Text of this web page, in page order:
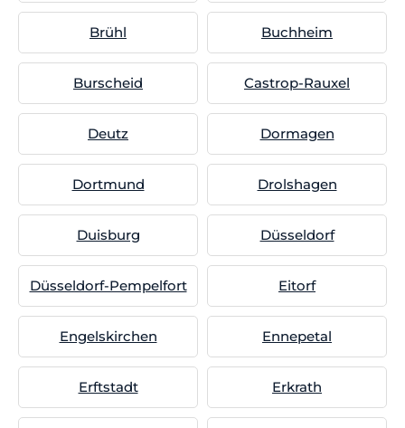
Brühl Buchheim
Burscheid Castrop-Rauxel
Deutz Dormagen
Dortmund Drolshagen
Duisburg Düsseldorf
Düsseldorf-Pempelfort Eitorf
Engelskirchen Ennepetal
Erftstadt Erkrath